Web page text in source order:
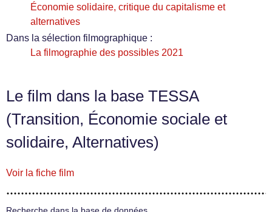
Économie solidaire, critique du capitalisme et
alternatives
Dans la sélection filmographique :
La filmographie des possibles 2021
Le film dans la base TESSA
(Transition, Économie sociale et
solidaire, Alternatives)
Voir la fiche film